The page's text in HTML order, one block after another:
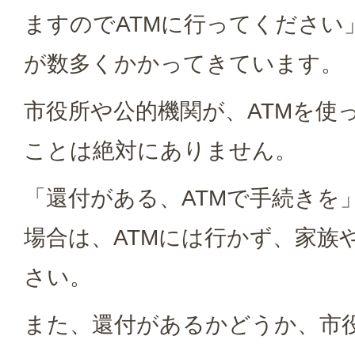
ますのでATMに行ってください
が数多くかかってきています。
市役所や公的機関が、ATMを使
ことは絶対にありません。
「還付がある、ATMで手続き
場合は、ATMには行かず、家族
さい。
また、還付があるかどうか、市